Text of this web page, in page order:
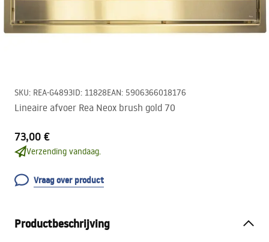
SKU: REA-G4893ID: 11828EAN: 5906366018176
Lineaire afvoer Rea Neox brush gold 70
73,00 €
Verzending vandaag.
Vraag over product
Productbeschrijving